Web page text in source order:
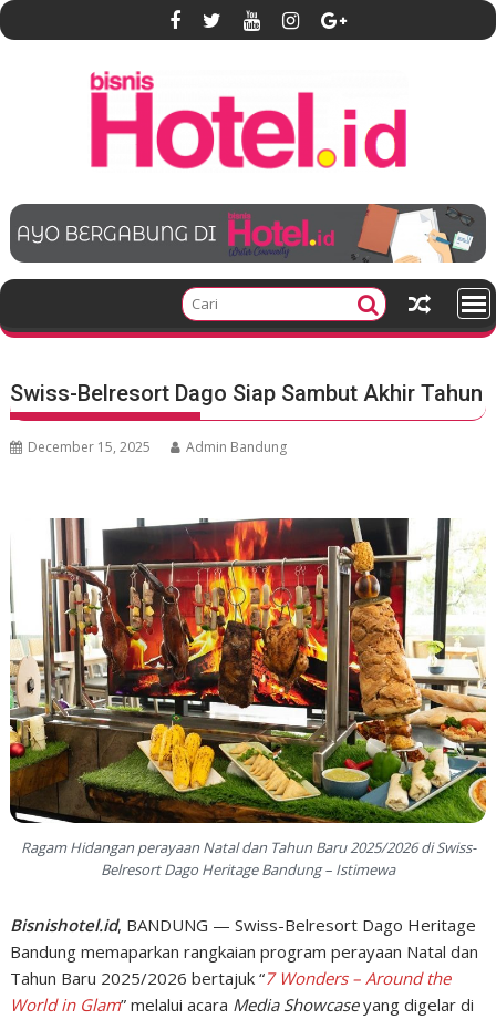
S
k
e
t
Swiss-Belresort Dago Siap Sambut Akhir Tahun
December 15, 2025 Admin Bandung
Ragam Hidangan perayaan Natal dan Tahun Baru 2025/2026 di Swiss-
Belresort Dago Heritage Bandung – Istimewa
Bisnishotel.id, BANDUNG — Swiss-Belresort Dago Heritage
Bandung memaparkan rangkaian program perayaan Natal dan
Tahun Baru 2025/2026 bertajuk “7 Wonders – Around the
World in Glam” melalui acara Media Showcaseyang digelar di